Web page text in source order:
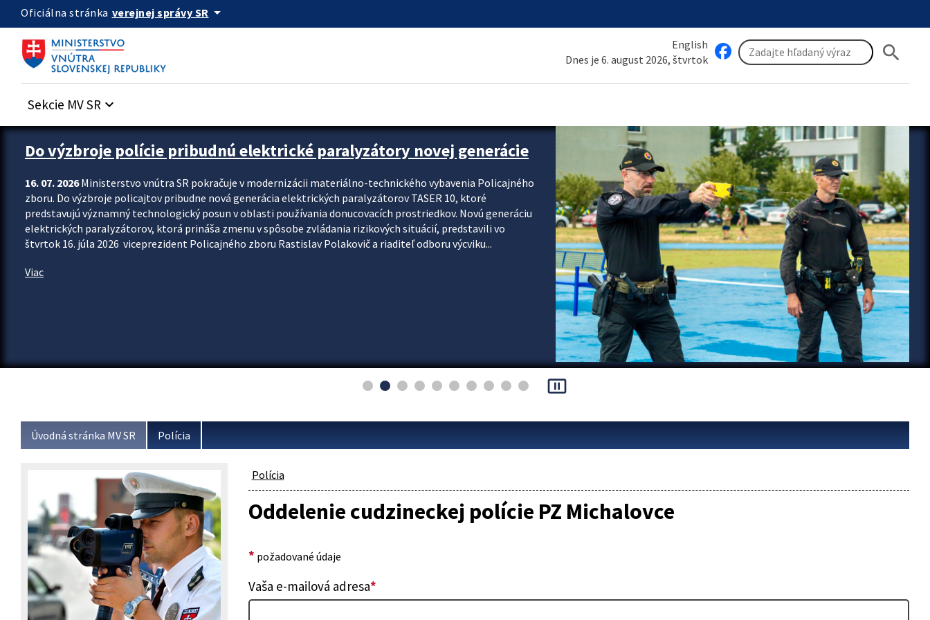
Preskocit na hlavný obsah
Oficiálna stránka verejnej správy SR arrow_drop_down
English
Dnes je 6. august 2026, štvrtok
search
Sekcie MV SR keyboard_arrow_down
Zastavit automatický posun upútavok
Do výzbroje polície pribudnú elektrické paralyzátory novej generácie
16. 07. 2026Ministerstvo vnútra SR pokračuje v modernizácii materiálno-technického vybavenia Policajného
zboru. Do výzbroje policajtov pribudne nová generácia elektrických paralyzátorov TASER 10, ktoré
predstavujú významný technologický posun v oblasti používania donucovacích prostriedkov. Novú generáciu
elektrických paralyzátorov, ktorá prináša zmenu v spôsobe zvládania rizikových situácií, predstavili vo
štvrtok 16. júla 2026 viceprezident Policajného zboru Rastislav Polakovič a riaditeľ odboru výcviku...
Viac
pause_presentation
Úvodná stránka MV SR Polícia
Polícia
Oddelenie cudzineckej polície PZ Michalovce
* požadované údaje
Vaša e-mailová adresa*